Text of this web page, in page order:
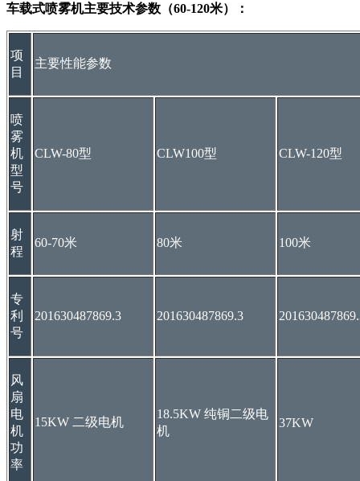
车载式喷雾机主要技术参数（60-120米）：
项
目
主要性能参数
喷
雾
机
型
号
CLW-80型 CLW100型 CLW-120型
射
程
60-70米 80米 100米
专
利
号
201630487869.3 201630487869.3
风
扇
电
机
功
率
15KW 二级电机
18.5KW 纯铜二级电
机
37KW